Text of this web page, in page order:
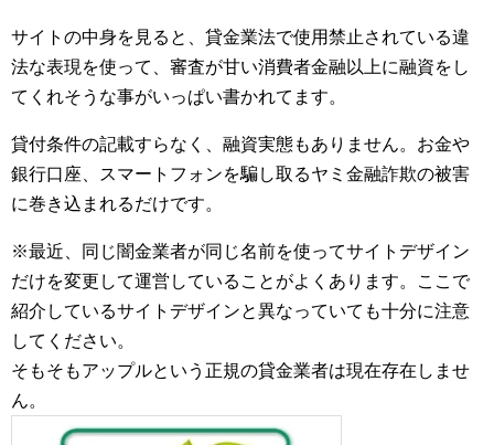
サイトの中身を見ると、貸金業法で使用禁止されている違
法な表現を使って、審査が甘い消費者金融以上に融資をし
てくれそうな事がいっぱい書かれてます。
貸付条件の記載すらなく、融資実態もありません。お金や
銀行口座、スマートフォンを騙し取るヤミ金融詐欺の被害
に巻き込まれるだけです。
※最近、同じ闇金業者が同じ名前を使ってサイトデザイン
だけを変更して運営していることがよくあります。ここで
紹介しているサイトデザインと異なっていても十分に注意
してください。
そもそもアップルという正規の貸金業者は現在存在しませ
ん。